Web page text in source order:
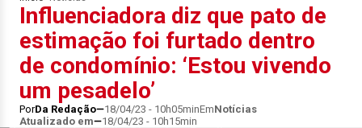
Influenciadora diz que pato de
estimação foi furtado dentro
de condomínio: ‘Estou vivendo
um pesadelo’
PorDa Redação 18/04/23 - 10h05minEmNotícias
Atualizado em
18/04/23 - 10h15min